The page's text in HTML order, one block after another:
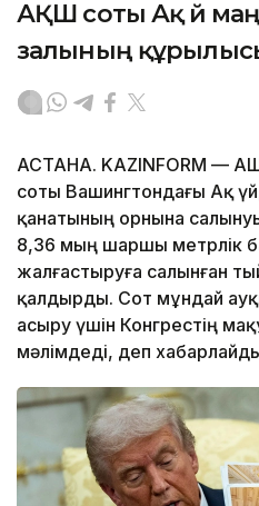
АҚШ соты Ақ үй
залының
АСТАНА. KAZINFORM —
соты Вашингтондағы Ақ
қанатының орнына
8,36 мың шаршы метрлік
жалғастыруға салынған
қалдырды. Сот мұндай
асыру үшін Конгрестің
мәлімдеді, деп